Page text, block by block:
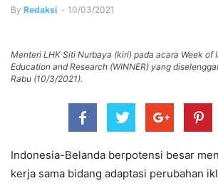
By Redaksi - 10/03/2021
Menteri LHK Siti Nurbaya (kiri) pada acara Week of
Education and Research (WINNER) yang
Rabu (10/3/2021).
Indonesia-Belanda berpotensi besar
kerja sama bidang adaptasi perubahan